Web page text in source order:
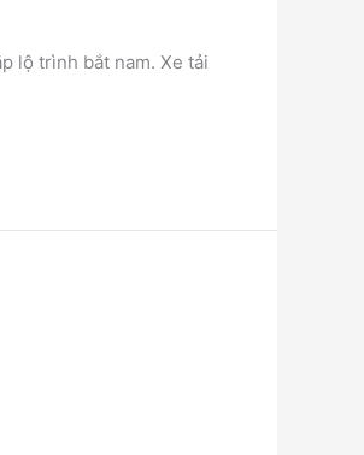
lộ trình bắt nam. Xe tải